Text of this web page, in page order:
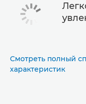
Смотреть полный
характеристик